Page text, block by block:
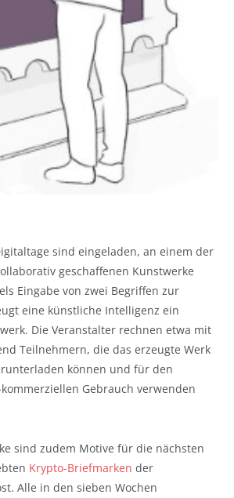
sind eingeladen, an einem der
geschaffenen Kunstwerke
Eingabe von zwei Begriffen zur
eine künstliche Intelligenz ein
Die Veranstalter rechnen etwa mit
Teilnehmern, die das erzeugte Werk
können und für den
Gebrauch verwenden
sind zudem Motive für die nächsten
Krypto-Briefmarken der
Alle in den sieben Wochen